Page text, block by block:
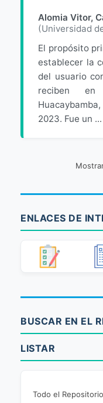
Alomia Vitor,
(Universidad
El propósito
establecer la
del usuario
reciben
2023. Fue un ...
ENLACES DE
BUSCAR EN EL
LISTAR
Todo el Repositorio